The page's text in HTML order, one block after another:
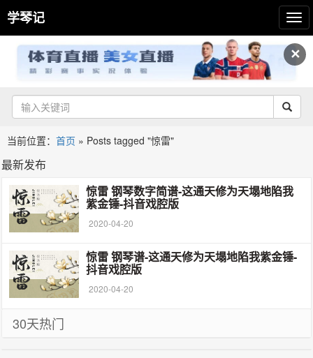
✕
学琴记
当前位置： 首页 » Posts tagged "惊雷"
最新发布
惊雷 钢琴数字简谱-这通天修为天塌地陷我
紫金锤-抖音戏腔版
2020-04-20
惊雷 钢琴谱-这通天修为天塌地陷我紫金锤-
抖音戏腔版
2020-04-20
30天热门